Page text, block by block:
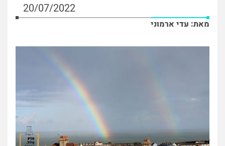
20/07/2022
מאת: עדי ארמוני